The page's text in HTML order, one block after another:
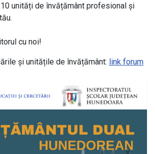
unități de învățământ profesional și
cu noi!
și unitățile de învățământ: link forum